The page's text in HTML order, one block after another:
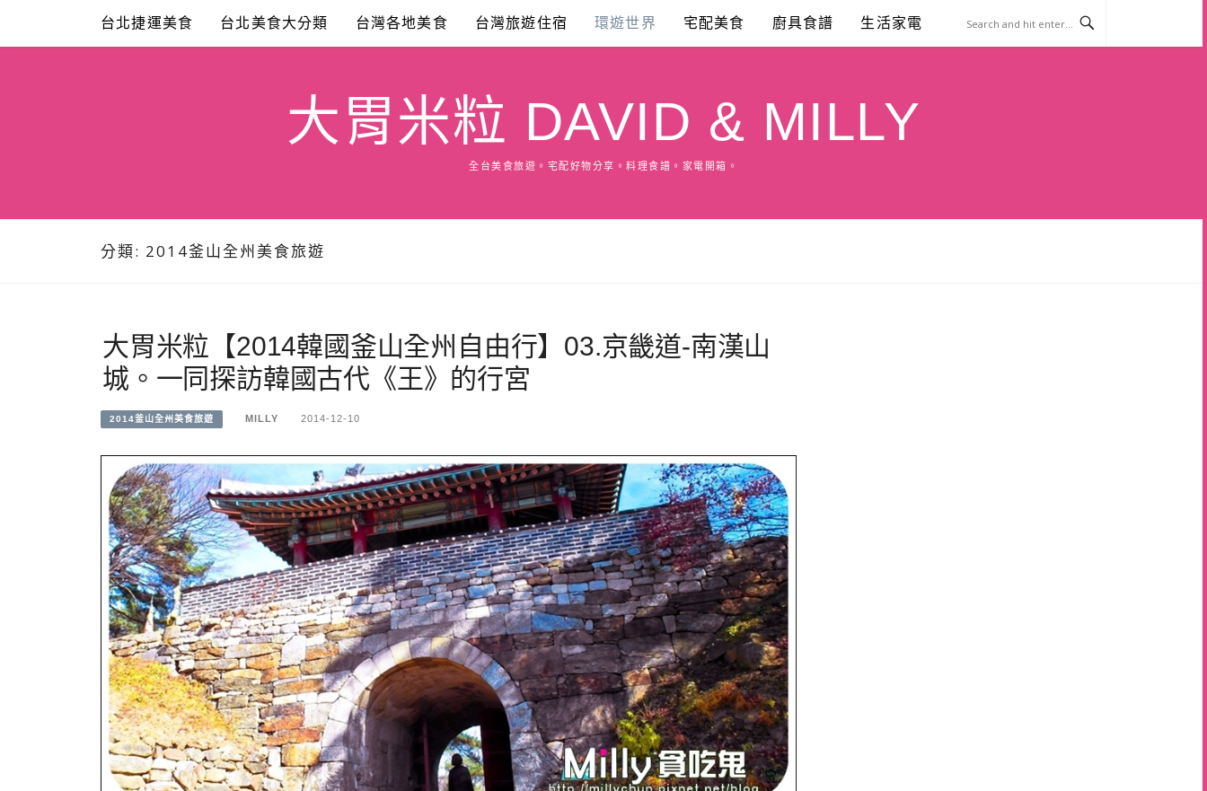
content
台北捷運美食 台北美食大分類 台灣各地美食 台灣旅遊住宿 環遊世界 宅配美食 廚具食譜 生活家電
大胃米粒 DAVID & MILLY
全台美食旅遊。宅配好物分享。料理食譜。家電開箱。
分類: 2014釜山全州美食旅遊
大胃米粒【2014韓國釜山全州自由行】03.京畿道-南漢山
城。一同探訪韓國古代《王》的行宮
2014釜山全州美食旅遊 MILLY 2014-12-10